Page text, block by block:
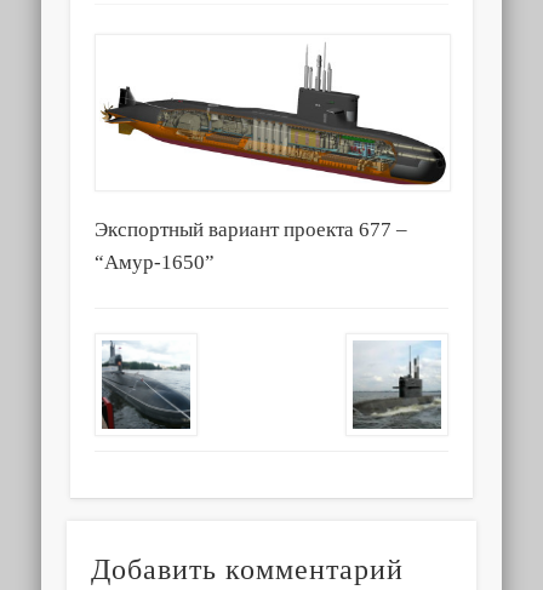
Экспортный вариант проекта 677 –
“Амур-1650”
Добавить комментарий